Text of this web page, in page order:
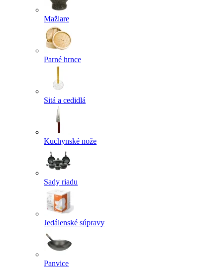
Mažiare
Parné hrnce
Sitá a cedidlá
Kuchynské nože
Sady riadu
Jedálenské súpravy
Panvice